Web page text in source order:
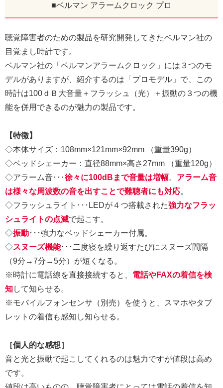
■ベルマン アラームクロック プロ
聴覚障害者のための製品を研究開発してきたベルマン社の
目覚まし時計です。
ベルマン社の「ベルマンアラームクロック」には３つのモ
デルがありますが、紹介するのは「プロモデル」で、この
時計は100ｄＢ大音量＋フラッシュ（光）＋振動の３つの機
能を併用できるのが魅力の製品です。
【特徴】
◇本体サイズ：108mm×121mm×92mm （重量390g）
◇ベッドシェーカー：直径88mm×高さ27mm （重量120g）
◇アラーム音･･･徐々に100dBまで音量は増幅。 アラーム音
は様々な周波数の音を出すことで難聴者にも対応。
◇フラッシュライト･･･LEDが４つ搭載された強力なフラッ
シュライトの点滅で起こす。
◇振動･･･強力なベッドシェーカー付属。
◇スヌーズ機能･･･二度寝を繰り返すたびにスヌーズ間隔
（9分→7分→5分）が短くなる。
※時計に電話線を直接接続すると、 電話やFAXの着信を検
知して知らせる。
※モバイルフォンセンサ（別売）を使うと、スマホやタブ
レットの着信も感知し知らせる。
［個人的な感想］
音と光と振動で起こしてくれるのは魅力ですが値段は高め
です。